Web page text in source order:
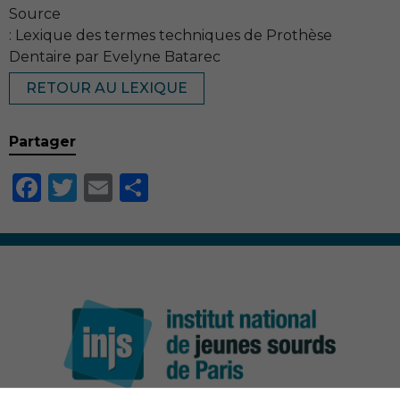
Source
: Lexique des termes techniques de Prothèse
Dentaire par Evelyne Batarec
RETOUR AU LEXIQUE
Partager
Facebook
Twitter
Email
Nécessaire
Ces cookies ne
sont pas
facultatifs. Ils